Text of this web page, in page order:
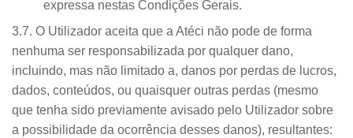
expressa nestas Condições Gerais.
3.7. O Utilizador aceita que a Atéci não pode de forma
nenhuma ser responsabilizada por qualquer dano,
incluindo, mas não limitado a, danos por perdas de lucros,
dados, conteúdos, ou quaisquer outras perdas (mesmo
que tenha sido previamente avisado pelo Utilizador sobre
a possibilidade da ocorrência desses danos), resultantes: